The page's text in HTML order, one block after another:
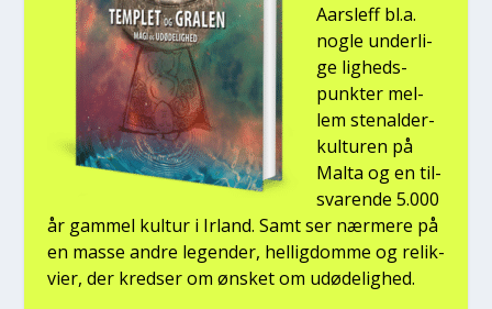
Aars­l­eff bl.a.
nog­le under­li­
ge lig­heds­
punk­ter mel­
lem ste­nal­der­
kul­tu­ren på
Mal­ta og en til­
sva­ren­de 5.000
år gam­mel kul­tur i Irland. Samt ser nær­me­re på
en mas­se andre legen­der, hel­lig­dom­me og relik­
vi­er, der kred­ser om ønsket om udø­de­lig­hed.